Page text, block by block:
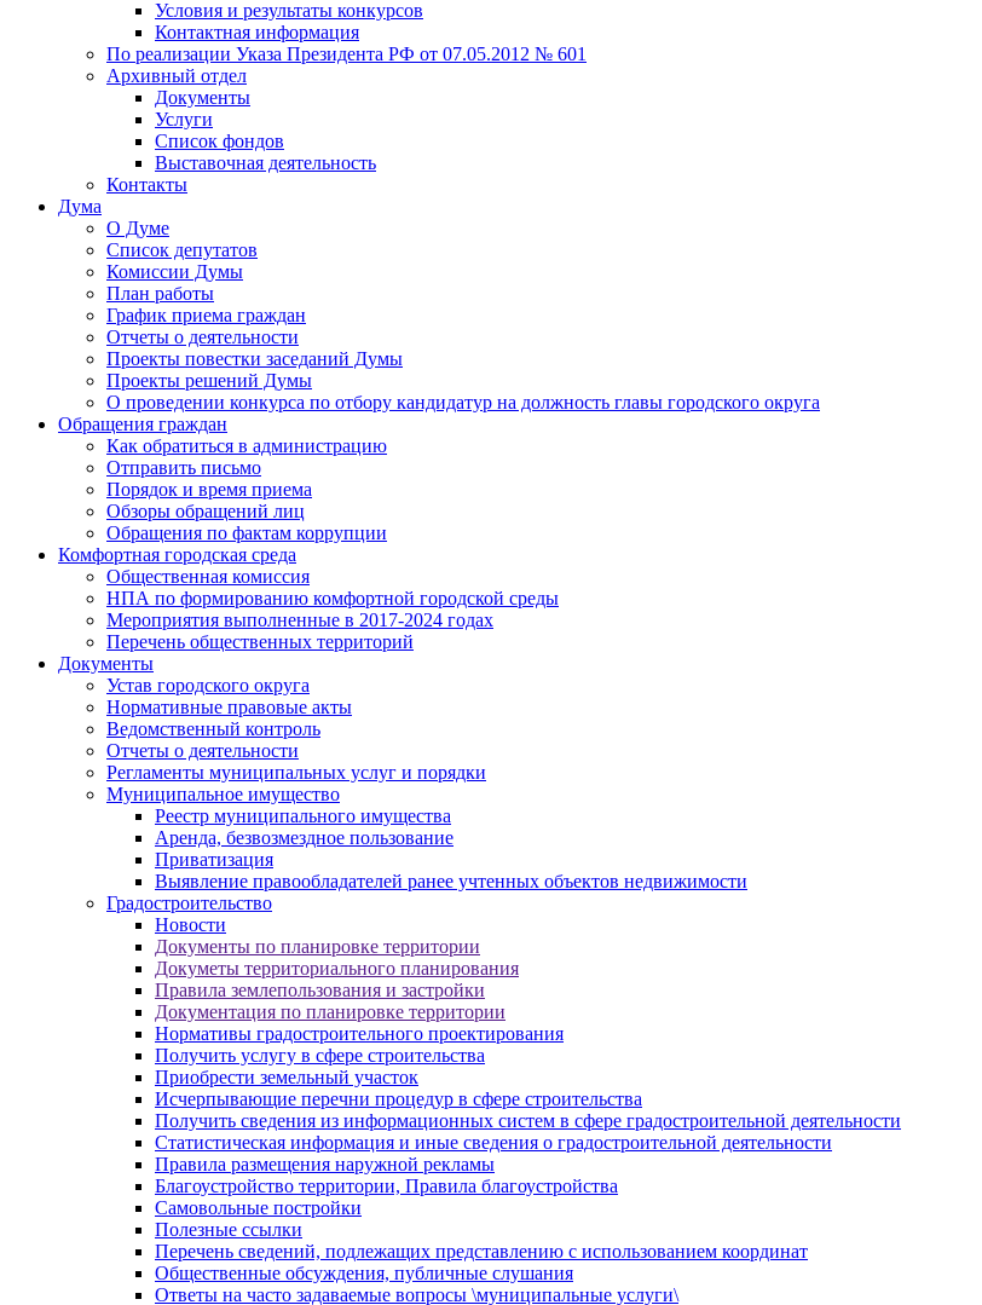
Условия и результаты конкурсов
Контактная информация
По реализации Указа Президента РФ от 07.05.2012 № 601
Архивный отдел
Документы
Услуги
Список фондов
Выставочная деятельность
Контакты
Дума
О Думе
Список депутатов
Комиссии Думы
План работы
График приема граждан
Отчеты о деятельности
Проекты повестки заседаний Думы
Проекты решений Думы
О проведении конкурса по отбору кандидатур на должность главы городского округа
Обращения граждан
Как обратиться в администрацию
Отправить письмо
Порядок и время приема
Обзоры обращений лиц
Обращения по фактам коррупции
Комфортная городская среда
Общественная комиссия
НПА по формированию комфортной городской среды
Мероприятия выполненные в 2017-2024 годах
Перечень общественных территорий
Документы
Устав городского округа
Нормативные правовые акты
Ведомственный контроль
Отчеты о деятельности
Регламенты муниципальных услуг и порядки
Муниципальное имущество
Реестр муниципального имущества
Аренда, безвозмездное пользование
Приватизация
Выявление правообладателей ранее учтенных объектов недвижимости
Градостроительство
Новости
Документы по планировке территории
Докуметы территориального планирования
Правила землепользования и застройки
Документация по планировке территории
Нормативы градостроительного проектирования
Получить услугу в сфере строительства
Приобрести земельный участок
Исчерпывающие перечни процедур в сфере строительства
Получить сведения из информационных систем в сфере градостроительной деятельности
Статистическая информация и иные сведения о градостроительной деятельности
Правила размещения наружной рекламы
Благоустройство территории, Правила благоустройства
Самовольные постройки
Полезные ссылки
Перечень сведений, подлежащих представлению с использованием координат
Общественные обсуждения, публичные слушания
Ответы на часто задаваемые вопросы \муниципальные услуги\